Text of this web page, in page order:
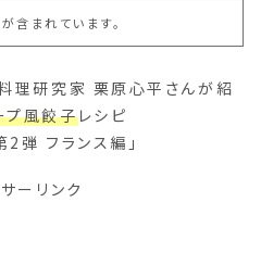
含まれています。
理研究家 栗原心平さんが紹
プ風餃子レシピ
弾 フランス編」
ーリンク